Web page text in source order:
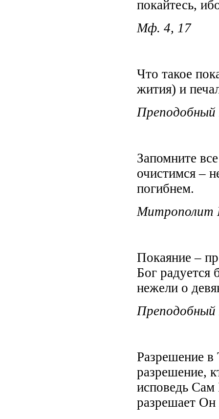
покайтесь,
Мф. 4, 17
Что такое
жития) и
Запомните
очистимся –
погибнем.
Митрополит
Покаяние –
Бог радуется
нежели о
Разрешение в
разрешение,
исповедь Сам
разрешает